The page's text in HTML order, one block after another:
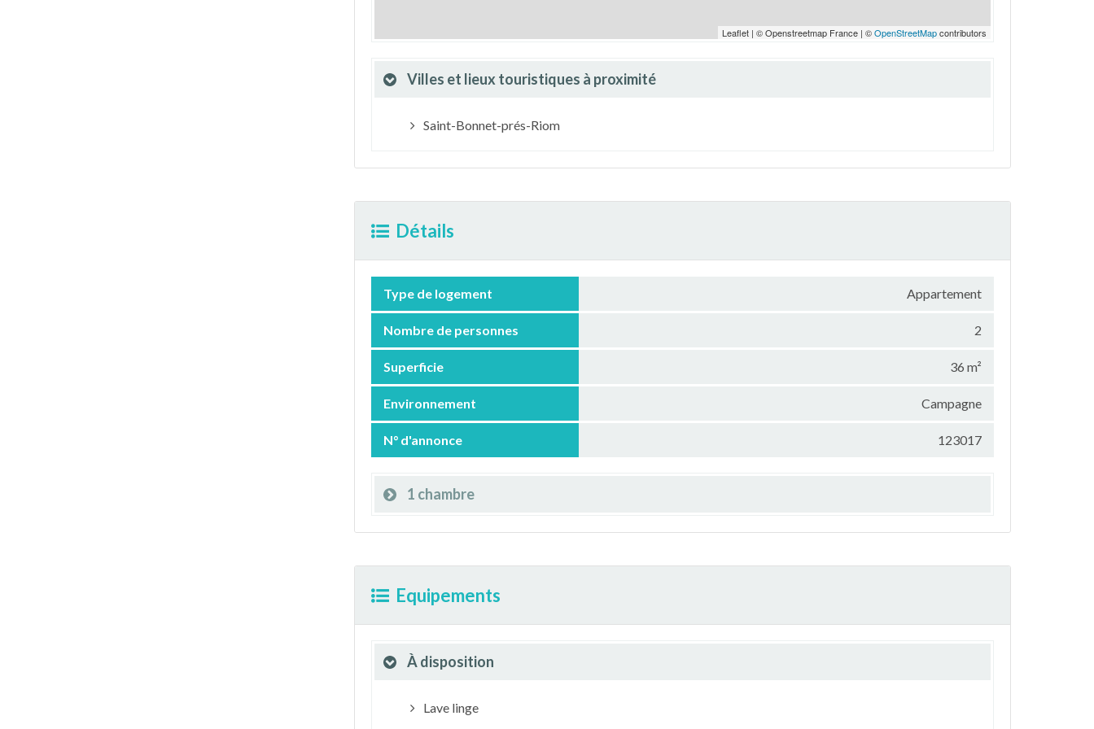
Leaflet | © Openstreetmap France | ©OpenStreetMapcontributors
Villes et lieux touristiques à proximité
Saint-Bonnet-prés-Riom
Détails
Type de logement Appartement
Nombre de personnes 2
Superficie 36 m²
Environnement Campagne
N° d'annonce 123017
1 chambre
Equipements
À disposition
Lave linge